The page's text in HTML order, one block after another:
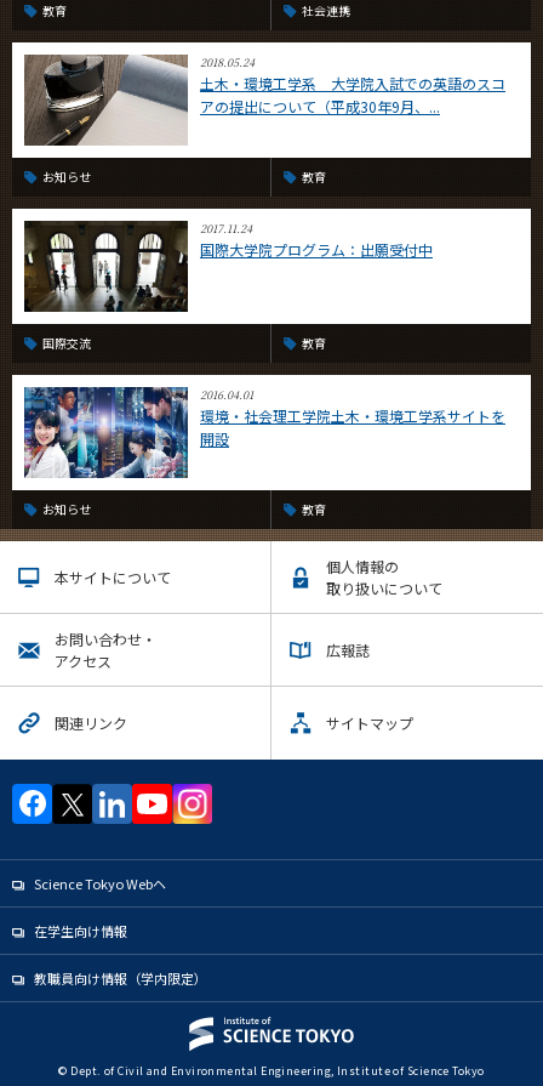
教育 社会連携
2018.05.24
土木・環境工学系 大学院入試での英語のスコ
アの提出について（平成30年9月、...
お知らせ 教育
2017.11.24
国際大学院プログラム：出願受付中
国際交流 教育
2016.04.01
環境・社会理工学院土木・環境工学系サイトを
開設
お知らせ 教育
本サイトについて
個人情報の
取り扱いについて
お問い合わせ・
アクセス
広報誌
関連リンク サイトマップ
Science Tokyo Webヘ
在学生向け情報
教職員向け情報（学内限定）
© Dept. of Civil and Environmental Engineering, Institute of Science Tokyo